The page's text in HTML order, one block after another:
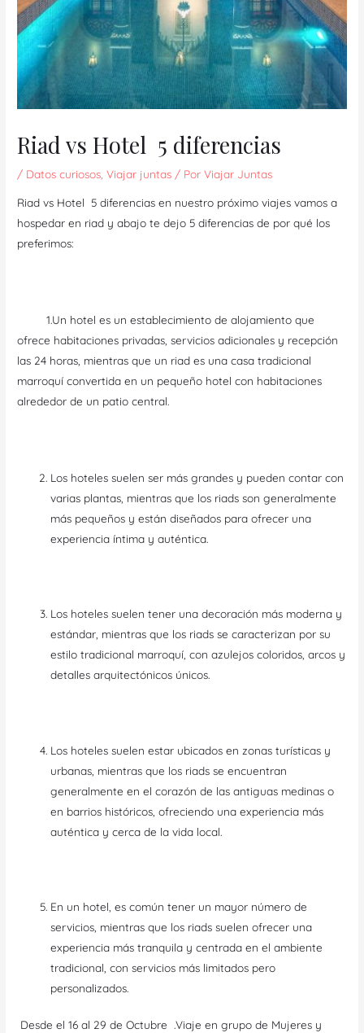
Riad vs Hotel 5 diferencias
/ Datos curiosos ,Viajar juntas / PorViajar Juntas
Riad vs Hotel 5 diferencias en nuestro próximo viajes vamos a
hospedar en riad y abajo te dejo 5 diferencias de por qué los
preferimos:
1.Un hotel es un establecimiento de alojamiento que
ofrece habitaciones privadas, servicios adicionales y recepción
las 24 horas, mientras que un riad es una casa tradicional
marroquí convertida en un pequeño hotel con habitaciones
alrededor de un patio central.
Los hoteles suelen ser más grandes y pueden contar con
varias plantas, mientras que los riads son generalmente
más pequeños y están diseñados para ofrecer una
experiencia íntima y auténtica.
Los hoteles suelen tener una decoración más moderna y
estándar, mientras que los riads se caracterizan por su
estilo tradicional marroquí, con azulejos coloridos, arcos y
detalles arquitectónicos únicos.
Los hoteles suelen estar ubicados en zonas turísticas y
urbanas, mientras que los riads se encuentran
generalmente en el corazón de las antiguas medinas o
en barrios históricos, ofreciendo una experiencia más
auténtica y cerca de la vida local.
En un hotel, es común tener un mayor número de
servicios, mientras que los riads suelen ofrecer una
experiencia más tranquila y centrada en el ambiente
tradicional, con servicios más limitados pero
personalizados.
Desde el 16 al 29 de Octubre .Viaje en grupo de Mujeres y